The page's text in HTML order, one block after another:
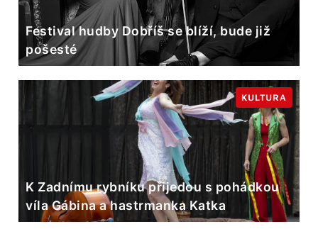
Festival hudby Dobříš se blíží, bude již
pošesté
K Zadnímu rybníku přijedou s pohádkou
víla Gábina a hastrmanka Katka
KULTURA